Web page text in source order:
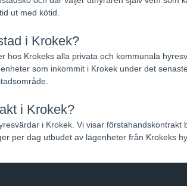
ut med kötid.
i Krokek?
hos Krokeks alla privata och kommunala
som inkommit i Krokek under det
i Krokek?
i Krokek. Vi visar förstahandskontrakt
per dag utbudet av lägenheter från Krokeks